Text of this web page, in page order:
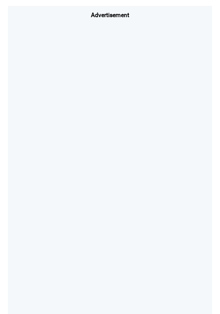
Advertisement